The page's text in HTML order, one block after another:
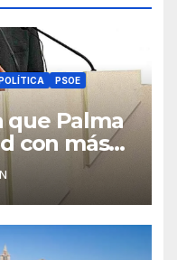
PSOE
que Palma
con más
de